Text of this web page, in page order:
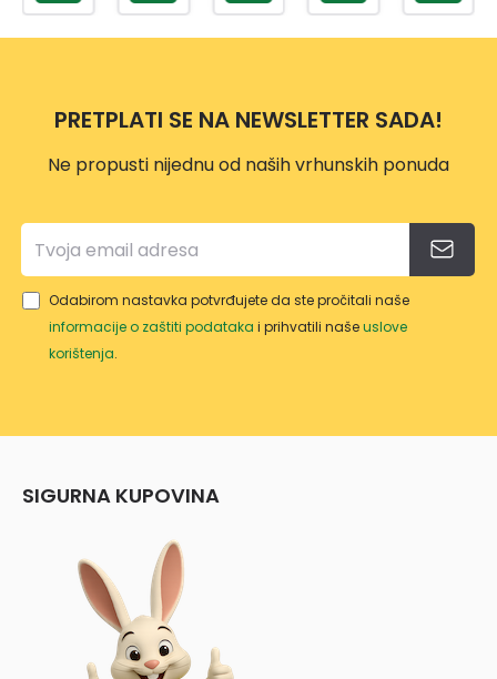
PRETPLATI SE NA NEWSLETTER SADA!
Ne propusti nijednu od naših vrhunskih ponuda
Odabirom nastavka potvrđujete da ste pročitali naše
informacije o zaštiti podataka i prihvatili našeuslove
korištenja.
SIGURNA KUPOVINA